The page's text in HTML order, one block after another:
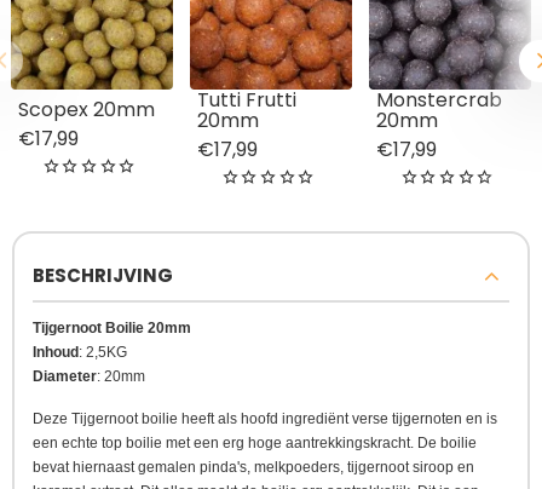
Scopex 20mm
€17,99
Tutti Frutti
20mm
€17,99
Monstercrab
20mm
€17,99
BESCHRIJVING
Tijgernoot Boilie 20mm
Inhoud : 2,5KG
Diameter: 20mm
Deze Tijgernoot boilie heeft als hoofd ingrediënt verse tijgernoten en is
een echte top boilie met een erg hoge aantrekkingskracht. De boilie
bevat hiernaast gemalen pinda's, melkpoeders, tijgernoot siroop en